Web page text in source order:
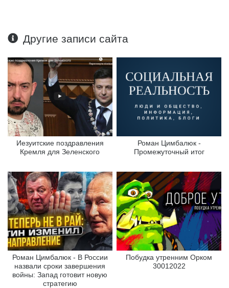
Другие записи сайта
Иезуитские поздравления
Кремля для Зеленского
Роман Цимбалюк -
Промежуточный итог
Роман Цимбалюк - В России
назвали сроки завершения
войны: Запад готовит новую
стратегию
Побудка утренним Орком
30012022